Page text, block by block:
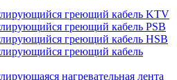
греющий кабель KTV
греющий кабель PSB
греющий кабель HSB
греющий кабель
нагревательная лента